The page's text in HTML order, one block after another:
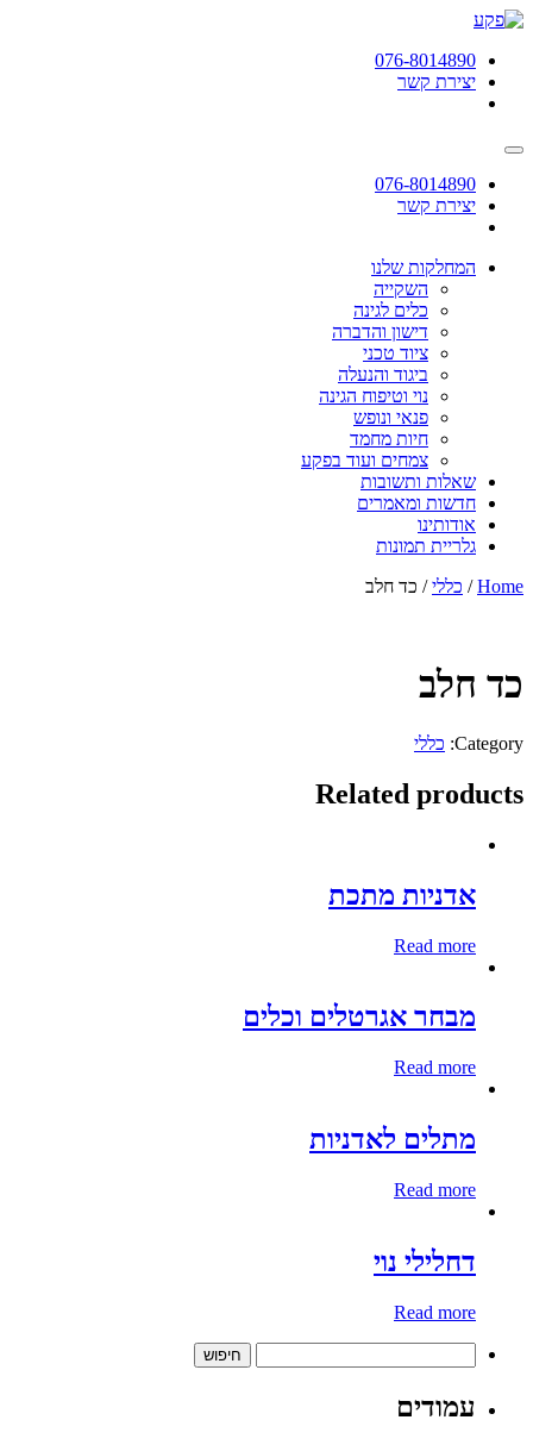
תחילתו
אינטרנט,
לחץ
כדי
לאזור
תוכן
מרכזי
076-8014890
יצירת קשר
076-8014890
יצירת קשר
המחלקות שלנו
השקייה
כלים לגינה
דישון והדברה
ציוד טכני
ביגוד והנעלה
נוי וטיפוח הגינה
פנאי ונופש
חיות מחמד
צמחים ועוד בפקע
שאלות ותשובות
חדשות ומאמרים
אודותינו
גלריית תמונות
Home
/ כללי/ כד חלב
כד חלב
Category: כללי
Related products
אדניות מתכת
Read more
מבחר אגרטלים וכלים
Read more
מתלים לאדניות
Read more
דחלילי נוי
Read more
עמודים